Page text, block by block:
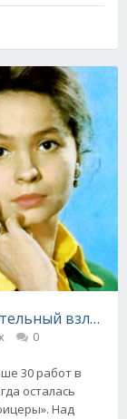
взлет и
0
30 работ в
осталась
Над